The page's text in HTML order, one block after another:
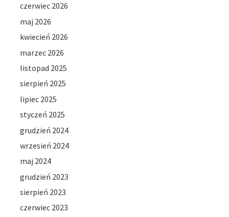
czerwiec 2026
maj 2026
kwiecień 2026
marzec 2026
listopad 2025
sierpień 2025
lipiec 2025
styczeń 2025
grudzień 2024
wrzesień 2024
maj 2024
grudzień 2023
sierpień 2023
czerwiec 2023